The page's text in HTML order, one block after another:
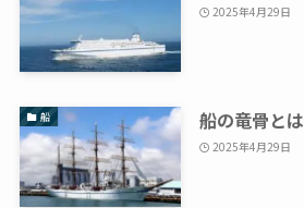
2025年4月29日
船 船の竜骨とは
2025年4月29日